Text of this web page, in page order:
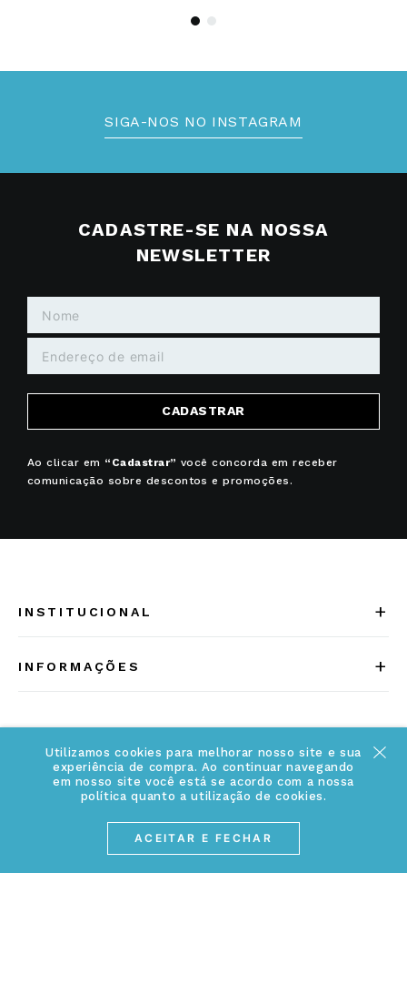
Utilizamos cookies para melhorar nosso site e sua
experiência de compra. Ao continuar navegando
em nosso site você está se acordo com a nossa
política quanto a utilização de cookies.
ACEITAR E FECHAR
SIGA-NOS NO INSTAGRAM
CADASTRE-SE NA NOSSA
NEWSLETTER
CADASTRAR
Ao clicar em “Cadastrar” você concorda em receber
comunicação sobre descontos e promoções.
INSTITUCIONAL +
Conheça a linha MVNDOS
INFORMAÇÕES +
Política de Privacidade
ATENDIMENTO
(17) 3234-2299
contato.mvndos@webjoias.com.br
Horário de atendimento: De segunda à sexta-feira das